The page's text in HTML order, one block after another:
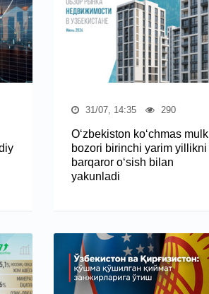
31/07, 14:35 290
O‘zbekiston ko‘chmas mulk
bozori birinchi yarim yillikni
barqaror o‘sish bilan
yakunladi